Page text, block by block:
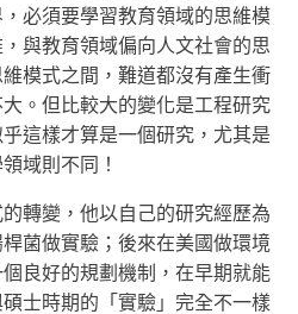
必須要學習教育領域的思維模
與教育領域偏向人文社會的思
模式之間，難道都沒有產生衝
。但比較大的變化是工程研究
這樣才算是一個研究，尤其是
域則不同！
轉變，他以自己的研究經歷為
菌做實驗；後來在美國做環境
良好的規劃機制，在早期就能
士時期的「實驗」完全不一樣